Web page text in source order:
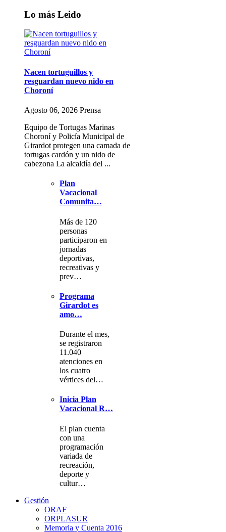
Lo más Leido
Nacen tortuguillos y
resguardan nuevo nido en
Choroní
Agosto 06, 2026 Prensa
Equipo de Tortugas Marinas
Choroní y Policía Municipal de
Girardot protegen una camada de
tortugas cardón y un nido de
cabezona La alcaldía del ...
Plan
Vacacional
Comunita…
Más de 120
personas
participaron en
jornadas
deportivas,
recreativas y
prev…
Programa
Girardot es
amo…
Durante el mes,
se registraron
11.040
atenciones en
los cuatro
vértices del…
Inicia Plan
Vacacional R…
El plan cuenta
con una
programación
variada de
recreación,
deporte y
cultur…
Gestión
ORAF
ORPLASUR
Memoria y Cuenta 2016